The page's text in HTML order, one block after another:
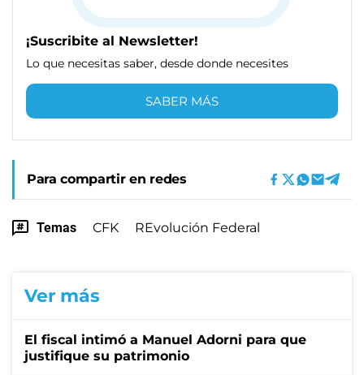
¡Suscribite al Newsletter!
Lo que necesitas saber, desde donde necesites
SABER MÁS
Para compartir en redes
Temas CFK REvolución Federal
Ver más
El fiscal intimó a Manuel Adorni para que
justifique su patrimonio